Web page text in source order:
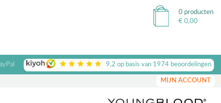
0 producten
€ 0,00
9,2 op basis van 1974beoordelingen
MIJN ACCOUNT